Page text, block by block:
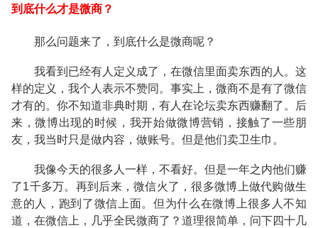
到底什么才是微商？
那么问题来了，到底什么是微商呢？
我看到已经有人定义成了，在微信里面卖东西的人。这
样的定义，我个人表示不赞同。事实上，微商不是有了微信
才有的。你不知道非典时期，有人在论坛卖东西赚翻了。后
来，微博出现的时候，我开始做微博营销，接触了一些朋
友，我当时只是做内容，做账号。但是他们卖卫生巾。
我像今天的很多人一样，不看好。但是一年之内他们赚
了1千多万。再到后来，微信火了，很多微博上做代购做生
意的人，跑到了微信上面。但为什么在微博上很多人不知
道，在微信上，几乎全民微商了？道理很简单，问下四十几